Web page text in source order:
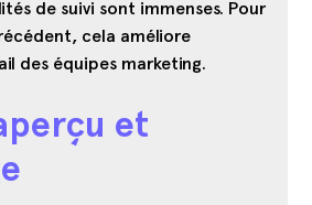
de suivi sont immenses. Pour
cela améliore
des équipes marketing.
et